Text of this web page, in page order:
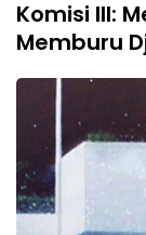
Komisi III:
Memburu